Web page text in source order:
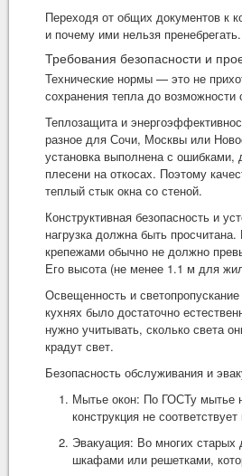
Переходя от общих документов к
и почему ими нельзя пренебрегать.
Требования безопасности и
Технические нормы — это не
сохранения тепла до возможности
Теплозащита и
разное для Сочи, Москвы или
установка выполнена с ошибками,
плесени на откосах. Поэтому
теплый стык окна со стеной.
Конструктивная безопасность и
нагрузка должна быть
крепежами обычно не должно
Его высота (не менее 1.1 м для
Освещенность и
кухнях было достаточно
нужно учитывать, сколько света
крадут свет.
Безопасность обслуживания и
Мытье окон: По ГОСТу мытье
конструкция не
Эвакуация: Во многих
шкафами или решетками,